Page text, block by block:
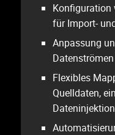
Konfiguration
für Import-
Anpassung
Flexibles
Quelldaten,